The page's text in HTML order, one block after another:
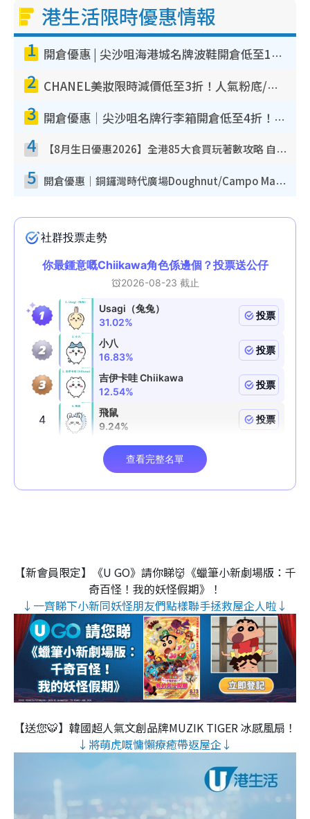
港生活限時優惠情報
1 開倉優惠 | 尖沙咀海港城名牌波鞋開倉低至1折！On鞋$899起／Joy&Peace鞋履$98起
2 CHANEL美妝限時減價低至3折！人氣粉底/唇膏/精華液低至$275！COCO香水都有平
3 開倉優惠｜尖沙咀名牌行李箱開倉低至4折！一連5日 American Tourister/ace./Hallmark $200起！
4 【8月生日優惠2026】全港85大食買玩著數攻略 自助餐/火鍋放題同行免費＋誠品/DONKI送現金券
5 開倉優惠｜銅鑼灣時代廣場Doughnut/Campo Marzio開倉低至1折！背囊、書包、手袋劈價$200起
【新會員限定】《U GO》請你睇👹《蠟筆小新劇場版：千
奇百怪！我的妖怪假期》！
↓一齊睇下小新同妖怪朋友們點樣聯手拯救屋企人啦↓
【送您🐯】韓國超人氣文創品牌MUZIK TIGER 冰感風扇！
↓將萌虎嘅慵懶療癒帶返屋企↓